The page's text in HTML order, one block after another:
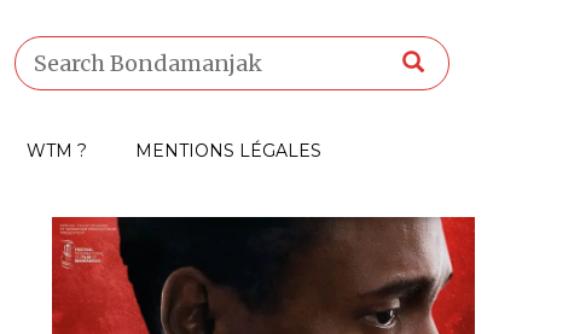
WTM ? MENTIONS LÉGALES